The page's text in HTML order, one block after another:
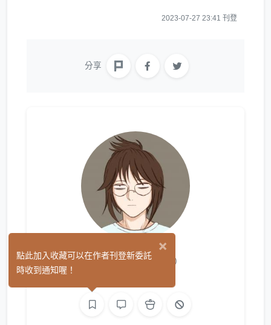
2023-07-27 23:41 刊登
分享
烏鴉ooya (0)
×
點此加入收藏可以在作者刊登新委託
時收到通知喔！